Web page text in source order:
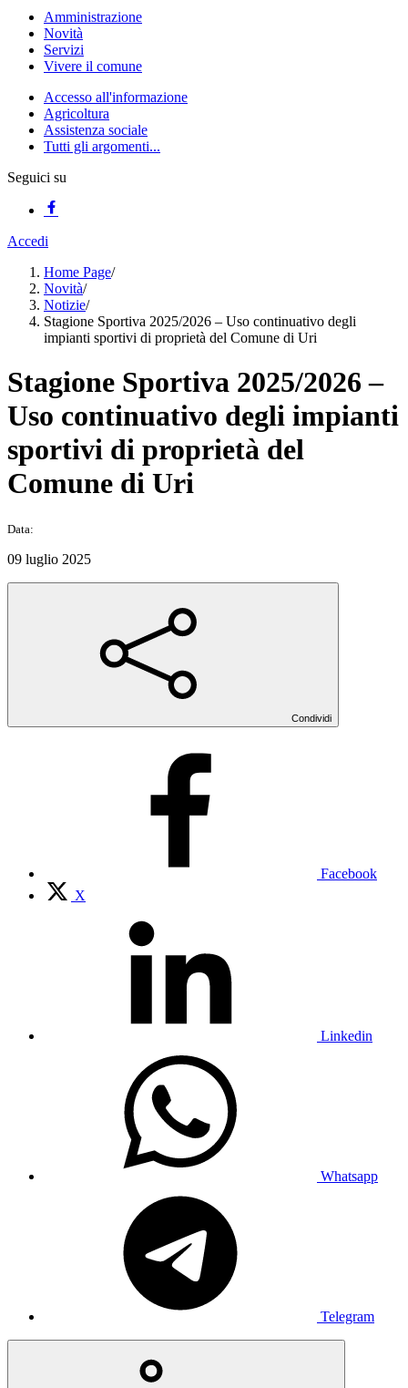
Amministrazione
Novità
Servizi
Vivere il comune
Accesso all'informazione
Agricoltura
Assistenza sociale
Tutti gli argomenti...
Seguici su
Accedi
Home Page/
Novità/
Notizie/
Stagione Sportiva 2025/2026 – Uso continuativo degli
impianti sportivi di proprietà del Comune di Uri
Stagione Sportiva 2025/2026 –
Uso continuativo degli impianti
sportivi di proprietà del
Comune di Uri
Data:
09 luglio 2025
Condividi
Facebook
X
Linkedin
Whatsapp
Telegram